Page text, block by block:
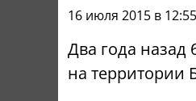
16 июля 2015 в 12:55
Два года назад
на территории